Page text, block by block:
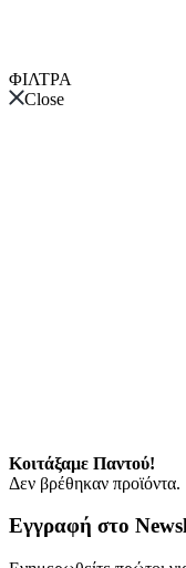
ΦΙΛΤΡΑ
Close
Κοιτάξαμε Παντού!
Δεν βρέθηκαν προϊόντα.
Εγγραφή στο